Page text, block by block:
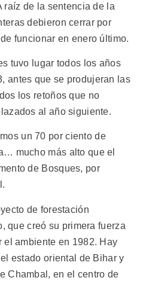
raíz de la sentencia de la
debieron cerrar por
funcionar en enero último.
tuvo lugar todos los años
antes que se produjeran las
los retoños que no
al año siguiente.
un 70 por ciento de
mucho más alto que el
de Bosques, por
de forestación
que creó su primera fuerza
el ambiente en 1982. Hay
estado oriental de Bihar y
Chambal, en el centro de